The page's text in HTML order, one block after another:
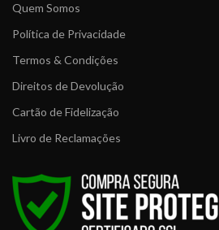
Quem Somos
Política de Privacidade
Termos & Condições
Direitos de Devolução
Cartão de Fidelização
Livro de Reclamações